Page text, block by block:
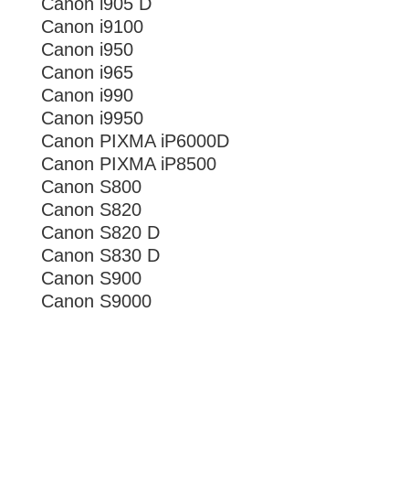
Canon i9100
Canon i950
Canon i965
Canon i990
Canon i9950
Canon PIXMA iP6000D
Canon PIXMA iP8500
Canon S800
Canon S820
Canon S820 D
Canon S830 D
Canon S900
Canon S9000